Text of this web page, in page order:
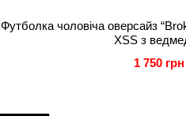
Футболка чоловіча оверсайз
XSS з
1 750 грн